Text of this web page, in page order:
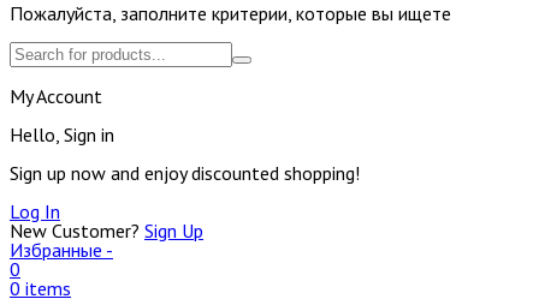
Пожалуйста, заполните критерии, которые вы ищете
My Account
Hello, Sign in
Sign up now and enjoy discounted shopping!
Log In
New Customer? Sign Up
Избранные -
0
0 items